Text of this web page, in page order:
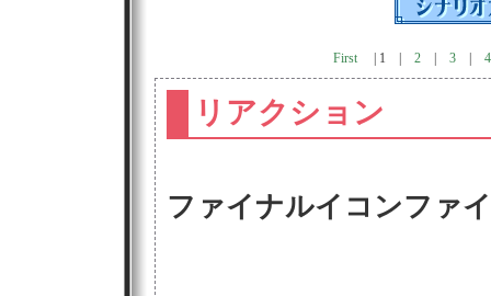
First| 1 2| 3| 4
リアクション
ファイナルイコンファ